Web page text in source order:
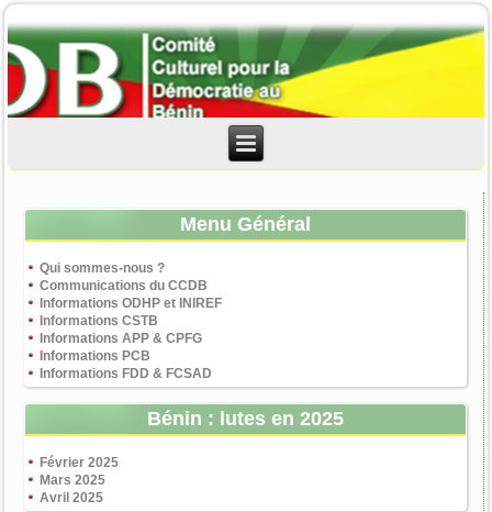
Menu Général
Qui sommes-nous ?
Communications du CCDB
Informations ODHP et INIREF
Informations CSTB
Informations APP & CPFG
Informations PCB
Informations FDD & FCSAD
Bénin : lutes en 2025
Février 2025
Mars 2025
Avril 2025